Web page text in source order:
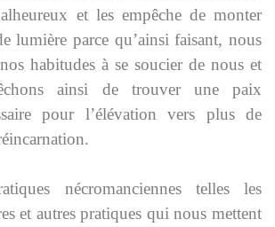
et les empêche de monter
lumière parce qu’ainsi faisant, nous
habitudes à se soucier de nous et
ainsi de trouver une paix
pour l’élévation vers plus de
nécromanciennes telles les
et autres pratiques qui nous mettent